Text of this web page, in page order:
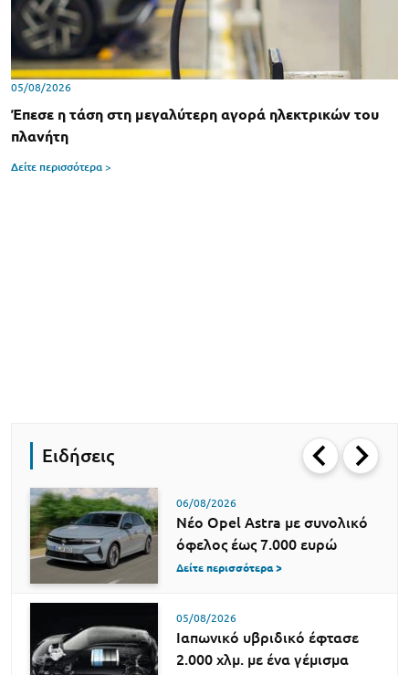
05/08/2026
Έπεσε η τάση στη μεγαλύτερη αγορά ηλεκτρικών του
πλανήτη
Δείτε περισσότερα >
Ειδήσεις
06/08/2026
Νέο Opel Astra με συνολικό
όφελος έως 7.000 ευρώ
Δείτε περισσότερα >
05/08/2026
Ιαπωνικό υβριδικό έφτασε
2.000 χλμ. με ένα γέμισμα